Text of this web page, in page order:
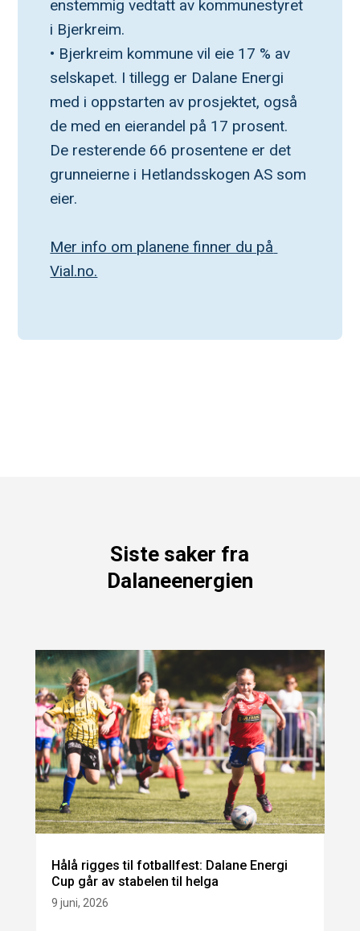
enstemmig vedtatt av kommunestyret
i Bjerkreim.
• Bjerkreim kommune vil eie 17 % av
selskapet. I tillegg er Dalane Energi
med i oppstarten av prosjektet, også
de med en eierandel på 17 prosent.
De resterende 66 prosentene er det
grunneierne i Hetlandsskogen AS som
eier.
Mer info om planene finner du på
Vial.no.
Siste saker fra
Dalaneenergien
Hålå rigges til fotballfest: Dalane Energi
Cup går av stabelen til helga
9 juni, 2026